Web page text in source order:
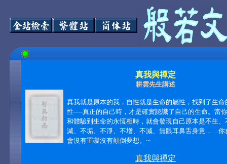
真我與禪定
耕雲先生講述
真我就是原本的我，自性就是生命的屬性，找到了生命
性──真正的自己時，才是確實認識了自己的生命。當
和體驗到生命的永恆相時，就會發現自己原本是不生、
滅、不垢、不淨、不增、不減、無眼耳鼻舌身意……你
會沒有罣礙沒有顛倒夢想。 ‧‧‧
真我與禪定